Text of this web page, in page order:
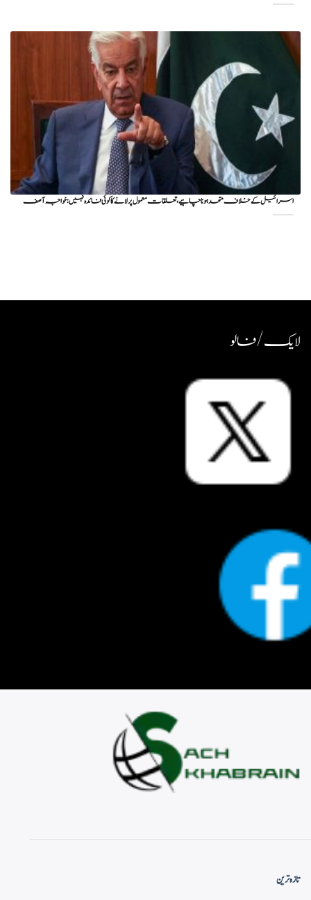
اسرائیل کے خلاف متحد ہونا چاہیے، تعلقات معمول پر لانے کا کوئی فائدہ نہیں: خواجہ آصف
لایک / فالو
تازہ ترین